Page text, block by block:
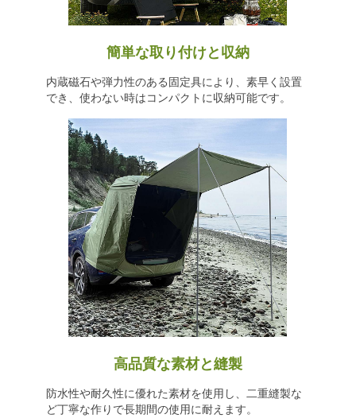
簡単な取り付けと収納
内蔵磁石や弾力性のある固定具により、素早く設置
でき、使わない時はコンパクトに収納可能です。
高品質な素材と縫製
防水性や耐久性に優れた素材を使用し、二重縫製な
ど丁寧な作りで長期間の使用に耐えます。